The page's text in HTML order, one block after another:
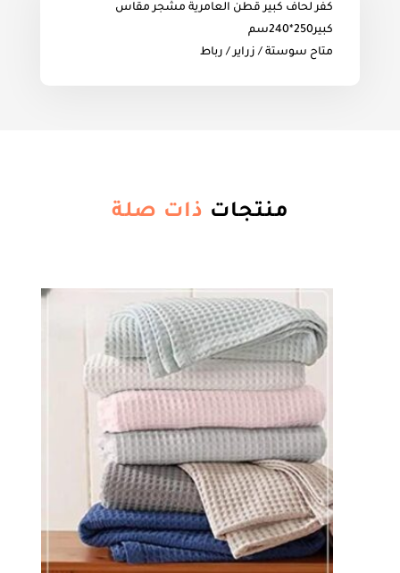
كفر لحاف كبير قطن العامرية مشجر مقاس
كبير250*240سم
متاح سوستة / زراير / رباط
منتجات ذات صلة